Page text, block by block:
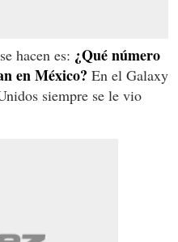
hacen es: ¿Qué número
en México? En el Galaxy
siempre se le vio